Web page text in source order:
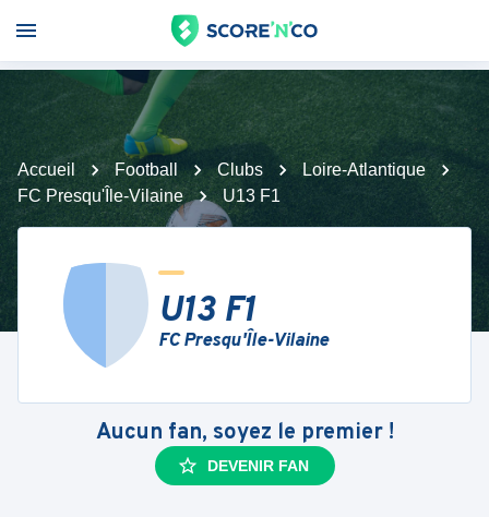
Accueil Football Clubs
Loire-Atlantique
FC Presqu'Île-Vilaine
U13 F1
U13 F1
FC Presqu'Île-Vilaine
Aucun fan, soyez le premier !
DEVENIR FAN